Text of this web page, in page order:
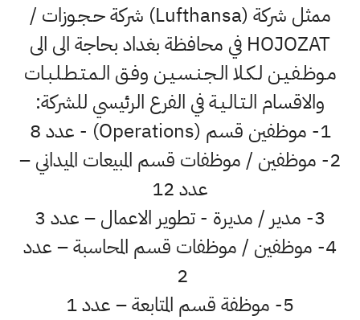
ممثل شركة (Lufthansa) شركة حـجـوزات /
HOJOZAT في محافظة بغداد بحاجة الى الى
مـوظـفـيـن لـكـلا الـجـنـسـيـن وفـق الـمـتـطـلـبـات
والاقسام الـتـالـيـة في الفرع الرئيسي للشركة:
1- موظفين قسم (Operations) - عدد 8
2- موظفين / موظفات قسم المبيعات الميداني –
عدد 12
3- مدير / مديرة - تطوير الاعمال – عدد 3
4- موظفين / موظفات قسم المحاسبة – عدد
2
5- موظفة قسم المتابعة – عدد 1